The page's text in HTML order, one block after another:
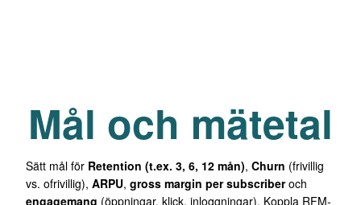
Mål och mätetal
Sätt mål för Retention (t.ex. 3, 6, 12 mån), Churn (frivillig
vs. ofrivillig), ARPU, gross margin per subscriberoch
engagemang (öppningar, klick, inloggningar). Koppla RFM-